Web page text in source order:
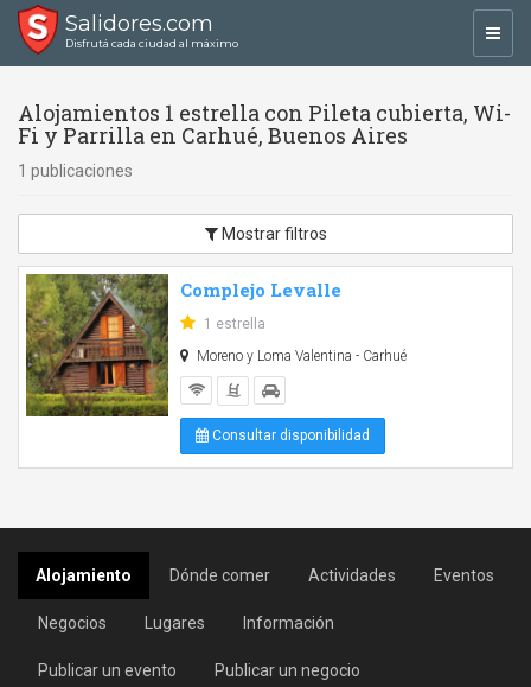
Salidores.com
Disfrutá cada ciudad al máximo
Alojamientos 1 estrella con Pileta cubierta, Wi-
Fi y Parrilla en Carhué, Buenos Aires
1 publicaciones
Mostrar filtros
Complejo Levalle
1 estrella
Moreno y Loma Valentina - Carhué
Consultar disponibilidad
Alojamiento Dónde comer Actividades Eventos
Negocios Lugares Información
Publicar un evento Publicar un negocio